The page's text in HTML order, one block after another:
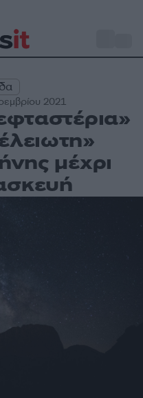
2021
μέχρι